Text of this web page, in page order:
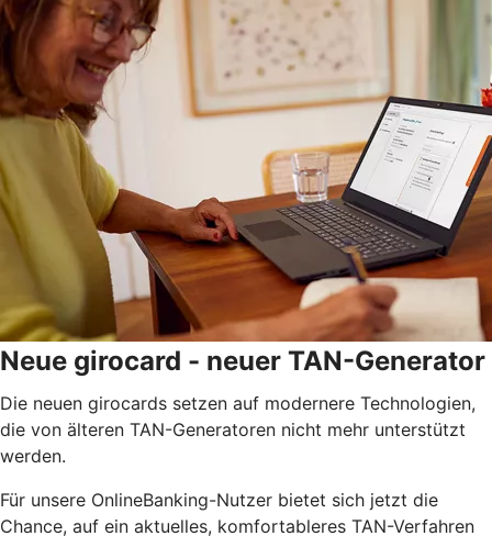
Neue girocard - neuer TAN-Generator
Die neuen girocards setzen auf modernere Technologien,
die von älteren TAN-Generatoren nicht mehr unterstützt
werden.
Für unsere OnlineBanking-Nutzer bietet sich jetzt die
Chance, auf ein aktuelles, komfortableres TAN-Verfahren